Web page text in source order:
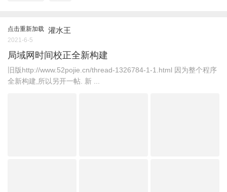
点击重新加载 灌水王
2021-6-5
局域网时间校正全新构建
旧版http://www.52pojie.cn/thread-1326784-1-1.html 因为整个程序
全新构建,所以另开一帖. 新 ...